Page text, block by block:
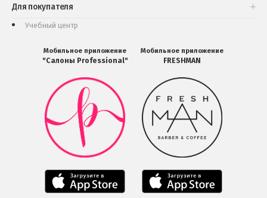
Для покупателя
Учебный центр
Мобильное приложение
"Салоны Professional"
Мобильное
приложение
Салоны
Professional
загрузить
в
Google
Мобильное
приложение
Мобильное приложение
FRESHMAN
Мобильное
приложение
FRESHMAN
в
Google
Play
Мобильное
приложение